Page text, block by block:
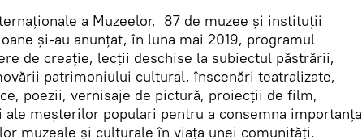
a Muzeelor, 87 de muzee și instituții
și-au anunțat, în luna mai 2019, programul
de creație, lecții deschise la subiectul păstrării,
patrimoniului cultural, înscenări teatralizate,
poezii, vernisaje de pictură, proiecții de film,
meșterilor populari pentru a consemna importanța
muzeale și culturale în viața unei comunități.